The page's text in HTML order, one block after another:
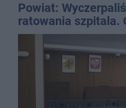
Powiat:
ratowania szpitala.